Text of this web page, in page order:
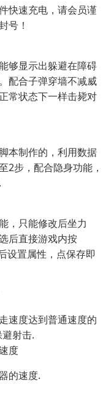
快速充电，请会员谨
号！
够显示出躲避在障碍
配合子弹穿墙不减威
常状态下一样击毙对
本制作的，利用数据
2步，配合隐身功能，
，只能修改后坐力
后直接游戏内按
设置属性，点保存即
速度达到普通速度的
射击.
度
的速度.